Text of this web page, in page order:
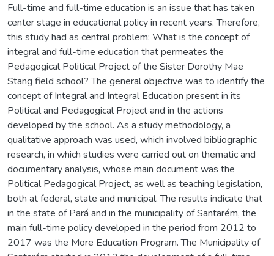
Full-time and full-time education is an issue that has taken
center stage in educational policy in recent years. Therefore,
this study had as central problem: What is the concept of
integral and full-time education that permeates the
Pedagogical Political Project of the Sister Dorothy Mae
Stang field school? The general objective was to identify the
concept of Integral and Integral Education present in its
Political and Pedagogical Project and in the actions
developed by the school. As a study methodology, a
qualitative approach was used, which involved bibliographic
research, in which studies were carried out on thematic and
documentary analysis, whose main document was the
Political Pedagogical Project, as well as teaching legislation,
both at federal, state and municipal. The results indicate that
in the state of Pará and in the municipality of Santarém, the
main full-time policy developed in the period from 2012 to
2017 was the More Education Program. The Municipality of